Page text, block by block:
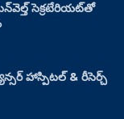
సెక్రటేరియట్‌తో
హాస్పిటల్ & రీసెర్చ్